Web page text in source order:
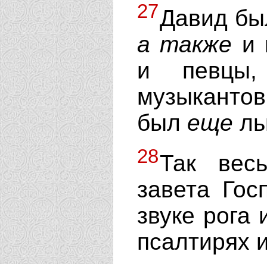
27Давид
а также и
и певцы,
был еще
28Так
завета
звуке рога
псалтирях